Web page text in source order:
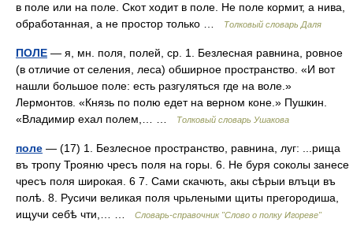
в поле или на поле. Скот ходит в поле. Не поле кормит, а нива,
обработанная, а не простор только …
Толковый словарь Даля
ПОЛЕ — я, мн. поля, полей, ср. 1. Безлесная равнина, ровное
(в отличие от селения, леса) обширное пространство. «И вот
нашли большое поле: есть разгуляться где на воле.»
Лермонтов. «Князь по полю едет на верном коне.» Пушкин.
«Владимир ехал полем,… …
Толковый словарь Ушакова
поле — (17) 1. Безлесное пространство, равнина, луг: ...рища
въ тропу Трояню чресъ поля на горы. 6. Не буря соколы занесе
чресъ поля широкая. 6 7. Сами скачють, акы сѣрыи влъци въ
полѣ. 8. Русичи великая поля чрьлеными щиты прегородиша,
ищучи себѣ чти,… …
Словарь-справочник "Слово о полку Игореве"